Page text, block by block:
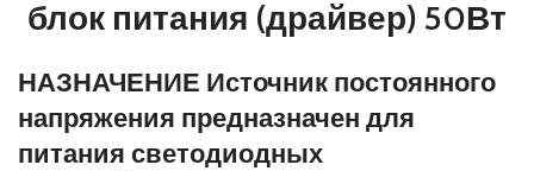
блок питания (драйвер) 50Вт
НАЗНАЧЕНИЕ Источник постоянного
напряжения предназначен для
питания светодиодных